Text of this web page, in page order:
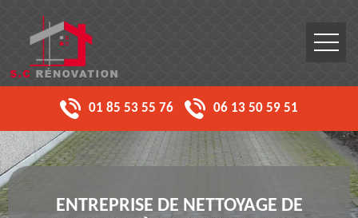
01 85 53 55 76 06 13 50 59 51
ENTREPRISE DE NETTOYAGE DE